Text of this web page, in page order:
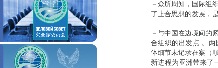
－众所周知，国际组
了上合思想的发展，
－与中国在边境间的
合组织的出发点 。两
体细节未记录在案（
新进程为亚洲带来了